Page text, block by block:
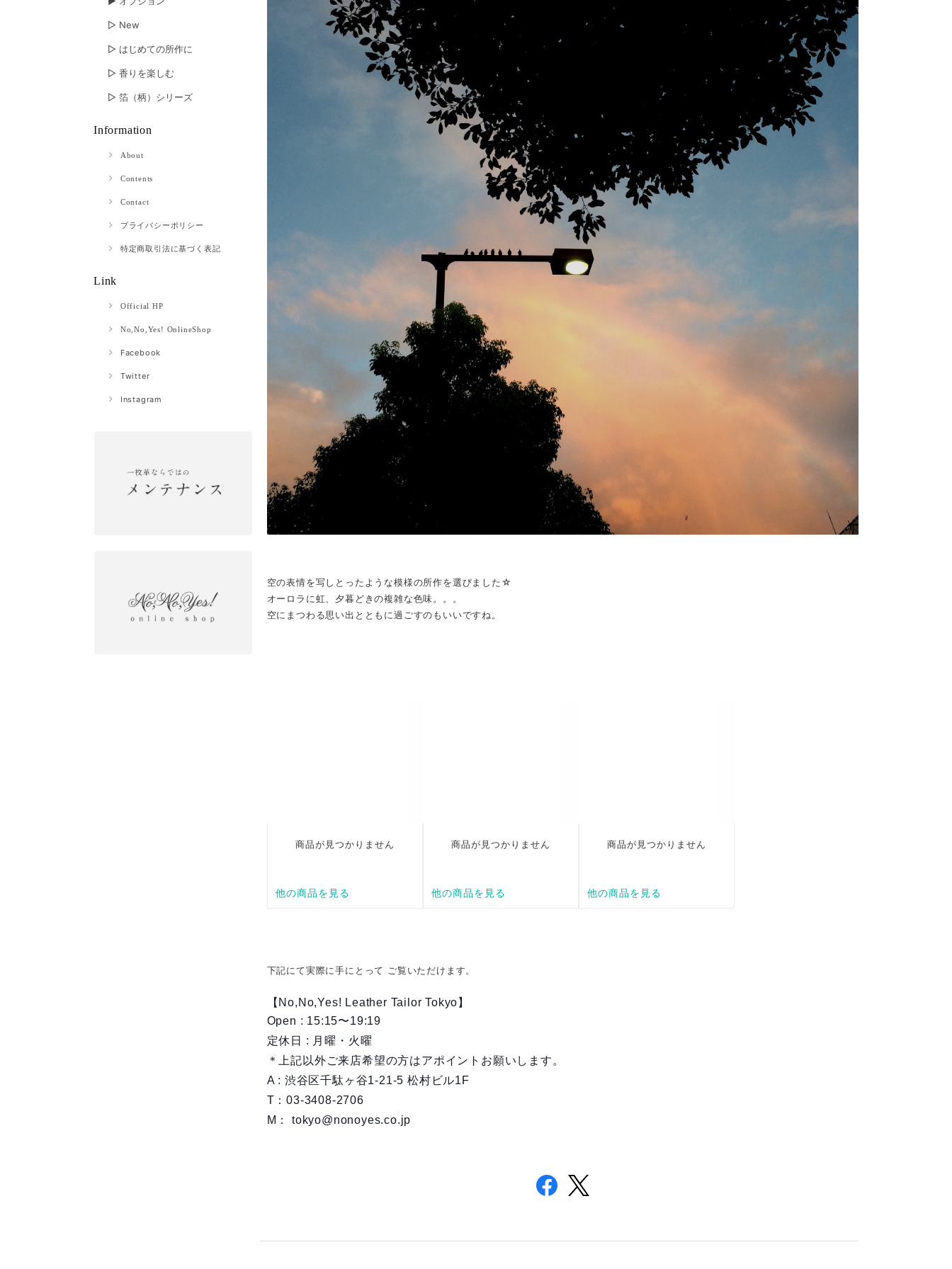
▷ New
▷ はじめての所作に
▷ 香りを楽しむ
▷ 箔（柄）シリーズ
Information
About
Contents
Contact
プライバシーポリシー
特定商取引法に基づく表記
Link
Official HP
No,No,Yes! OnlineShop
Facebook
Twitter
Instagram
空の表情を写しとったような模様の所作を選びました☆
オーロラに虹、夕暮どきの複雑な色味。。。
空にまつわる思い出とともに過ごすのもいいですね。
下記にて実際に手にとって ご覧いただけます。
【No,No,Yes! Leather Tailor Tokyo】
Open : 15:15〜19:19
定休日 : 月曜・火曜
＊上記以外ご来店希望の方はアポイントお願いします。
A : 渋谷区千駄ヶ谷1-21-5 松村ビル1F
T：03-3408-2706
M：tokyo@nonoyes.co.jp